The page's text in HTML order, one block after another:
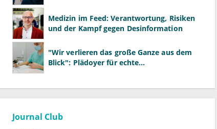
Medizin im Feed: Verantwortung, Risiken
und der Kampf gegen Desinformation
"Wir verlieren das große Ganze aus dem
Blick": Plädoyer für echte
Journal Club